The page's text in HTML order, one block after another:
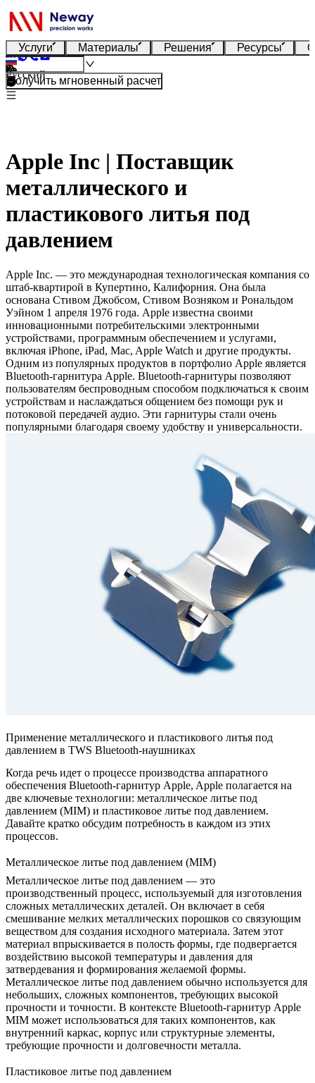
Услуги Материалы Решения Ресурсы
Русский
Получить мгновенный расчет
Apple Inc | Поставщик
металлического и
пластикового литья под
давлением
Apple Inc. — это международная технологическая компания со
штаб-квартирой в Купертино, Калифорния. Она была
основана Стивом Джобсом, Стивом Возняком и Рональдом
Уэйном 1 апреля 1976 года. Apple известна своими
инновационными потребительскими электронными
устройствами, программным обеспечением и услугами,
включая iPhone, iPad, Mac, Apple Watch и другие продукты.
Одним из популярных продуктов в портфолио Apple является
Bluetooth-гарнитура Apple. Bluetooth-гарнитуры позволяют
пользователям беспроводным способом подключаться к своим
устройствам и наслаждаться общением без помощи рук и
потоковой передачей аудио. Эти гарнитуры стали очень
популярными благодаря своему удобству и универсальности.
Применение металлического и пластикового литья под
давлением в TWS Bluetooth-наушниках
Когда речь идет о процессе производства аппаратного
обеспечения Bluetooth-гарнитур Apple, Apple полагается на
две ключевые технологии: металлическое литье под
давлением (MIM) и пластиковое литье под давлением.
Давайте кратко обсудим потребность в каждом из этих
процессов.
Металлическое литье под давлением (MIM)
Металлическое литье под давлением — это
производственный процесс, используемый для изготовления
сложных металлических деталей. Он включает в себя
смешивание мелких металлических порошков со связующим
веществом для создания исходного материала. Затем этот
материал впрыскивается в полость формы, где подвергается
воздействию высокой температуры и давления для
затвердевания и формирования желаемой формы.
Металлическое литье под давлением обычно используется для
небольших, сложных компонентов, требующих высокой
прочности и точности. В контексте Bluetooth-гарнитур Apple
MIM может использоваться для таких компонентов, как
внутренний каркас, корпус или структурные элементы,
требующие прочности и долговечности металла.
Пластиковое литье под давлением